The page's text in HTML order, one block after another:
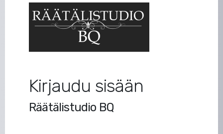
Kirjaudu sisään
Räätälistudio BQ